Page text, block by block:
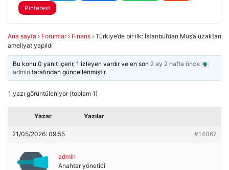
Pinterest
Ana sayfa › Forumlar › Finans › Türkiye’de bir ilk: İstanbul’dan Muş’a uzaktan
ameliyat yapıldı
Bu konu 0 yanıt içerir, 1 izleyen vardır ve en son 2 ay 2 hafta önce
admin tarafından güncellenmiştir.
1 yazı görüntüleniyor (toplam 1)
Yazar Yazılar
21/05/2026: 09:55 #14067
admin
Anahtar yönetici